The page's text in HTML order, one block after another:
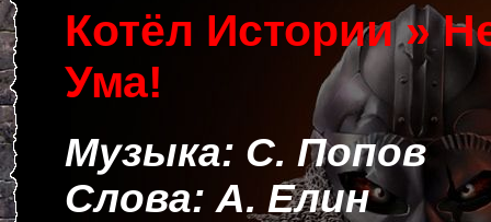
Котёл Истории »
Ума!
Музыка: С. Попов
Слова: А. Елин